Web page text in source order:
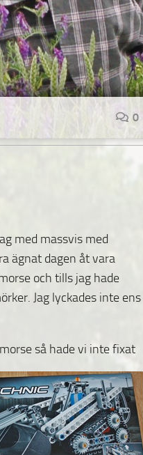
0
med massvis med
ägnat dagen åt vara
och tills jag hade
Jag lyckades inte ens
så hade vi intefixat